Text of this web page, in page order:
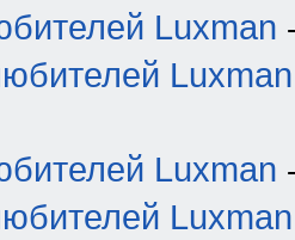
Luxman
Luxman
Luxman
Luxman